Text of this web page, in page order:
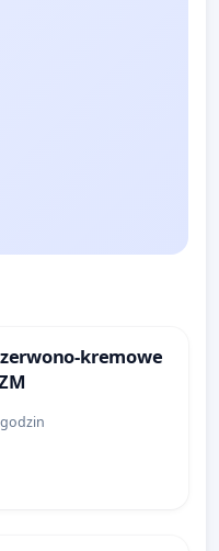
kremowe